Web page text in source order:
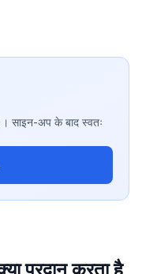
साइन-अप के बाद स्वतः